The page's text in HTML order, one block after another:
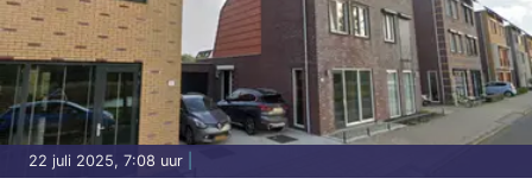
22 juli 2025, 7:08 uur